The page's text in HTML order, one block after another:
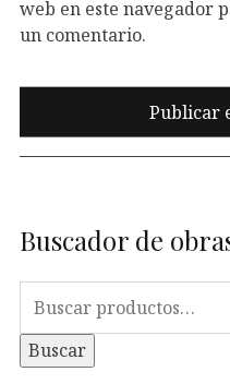
web en este navegador
un comentario.
Buscador de
por:
Buscar